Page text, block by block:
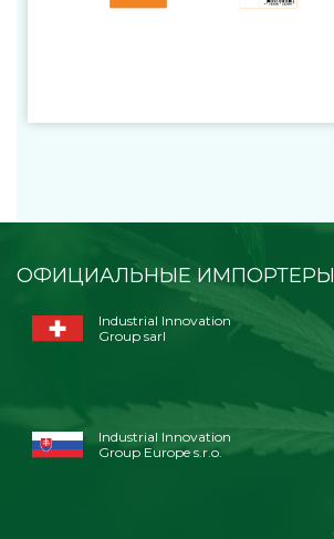
ОФИЦИАЛЬНЫЕ ИМПОРТЕРЫ
Industrial Innovation
Group sarl
Industrial Innovation
Group Europe s.r.o.